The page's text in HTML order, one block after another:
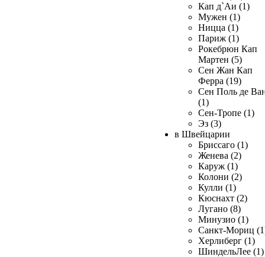
Кап д`Аи (1)
Мужен (1)
Ницца (1)
Париж (1)
Рокебрюн Кап
Мартен (5)
Сен Жан Кап
Ферра (19)
Сен Поль де
(1)
Сен-Тропе (1)
Эз (3)
в Швейцарии
Бриссаго (1)
Женева (2)
Каруж (1)
Колони (2)
Кулли (1)
Кюснахт (2)
Лугано (8)
Минузио (1)
Санкт-Мориц
Херлиберг (1)
ШиндельЛее (1)